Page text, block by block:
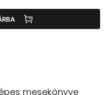
mesekönyve